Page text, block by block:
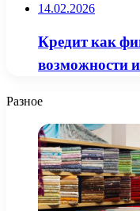
14.02.2026
Кредит как
возможности
Разное